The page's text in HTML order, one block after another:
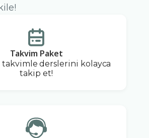
Takvim Paket
takvimle derslerini kolayca
takip et!